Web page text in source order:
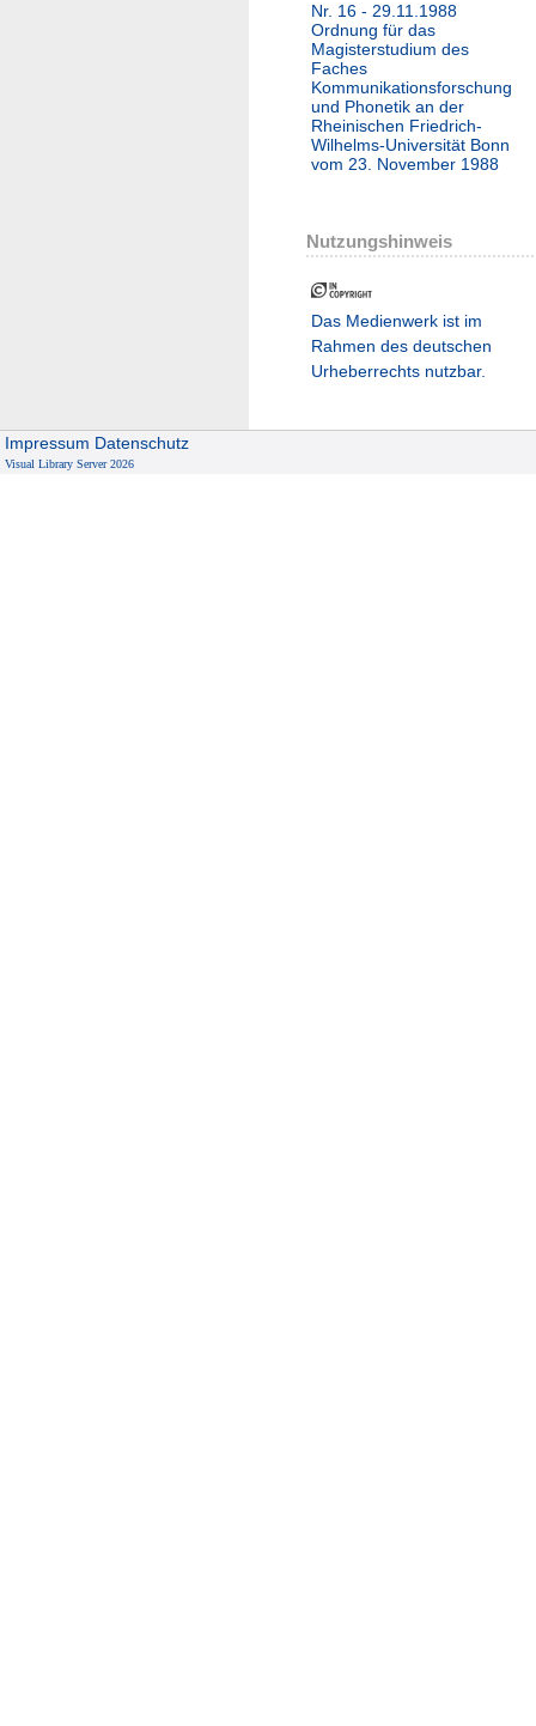
Nr. 16 - 29.11.1988
Ordnung für das
Magisterstudium des
Faches
Kommunikationsforschung
und Phonetik an der
Rheinischen Friedrich-
Wilhelms-Universität Bonn
vom 23. November 1988
Nutzungshinweis
Das Medienwerk ist im
Rahmen des deutschen
Urheberrechts nutzbar.
Impressum Datenschutz
Visual Library Server 2026